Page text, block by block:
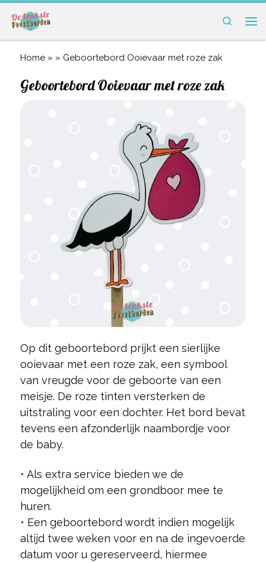
Ga naar inhoud
Search
Home» » Geboortebord Ooievaar met roze zak
Geboortebord Ooievaar met roze zak
Op dit geboortebord prijkt een sierlijke
ooievaar met een roze zak, een symbool
van vreugde voor de geboorte van een
meisje. De roze tinten versterken de
uitstraling voor een dochter. Het bord bevat
tevens een afzonderlijk naambordje voor
de baby.
• Als extra service bieden we de
mogelijkheid om een grondboor mee te
huren.
• Een geboortebord wordt indien mogelijk
altijd twee weken voor en na de ingevoerde
datum voor u gereserveerd, hiermee